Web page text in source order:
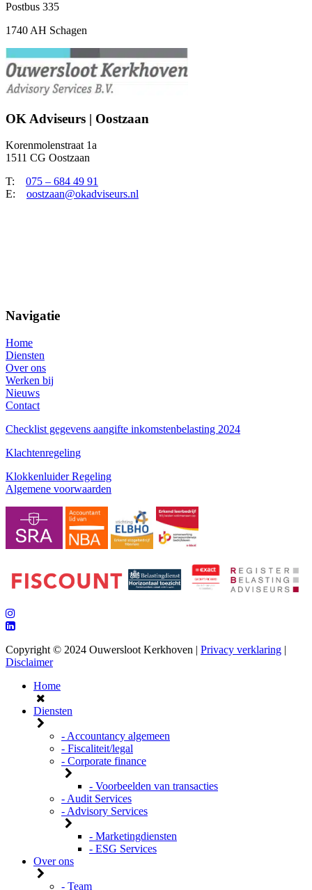
Postbus 335
1740 AH Schagen
OK Adviseurs | Oostzaan
Korenmolenstraat 1a
1511 CG Oostzaan
T: 075 – 684 49 91
E: oostzaan@okadviseurs.nl
Navigatie
Home
Diensten
Over ons
Werken bij
Nieuws
Contact
Checklist gegevens aangifte inkomstenbelasting 2024
Klachtenregeling
Klokkenluider Regeling
Algemene voorwaarden
Copyright © 2024 Ouwersloot Kerkhoven | Privacy verklaring |
Disclaimer
Home
Diensten
- Accountancy algemeen
- Fiscaliteit/legal
- Corporate finance
- Voorbeelden van transacties
- Audit Services
- Advisory Services
- Marketingdiensten
- ESG Services
Over ons
- Team